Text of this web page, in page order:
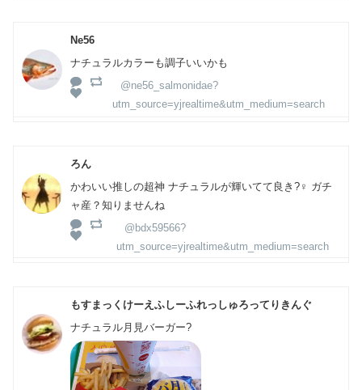
Ne56
ナチュラルカラーも調子いいかも
@ne56_salmonidae?
utm_source=yjrealtime&utm_medium=search
ろん
かわいい推しの超神 ナチュラルが輝いてて良き?‍♀️ ガチ
ャ産？知りませんね
@bdx59566?
utm_source=yjrealtime&utm_medium=search
もすまっくけーえふしーふれっしゅろってりきんぐ
ナチュラル月見バーガー?